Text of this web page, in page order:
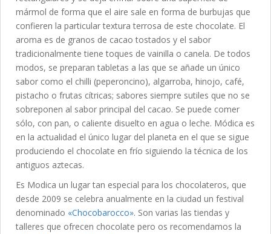
mármol de forma que el aire sale en forma de burbujas que
confieren la particular textura terrosa de este chocolate. El
aroma es de granos de cacao tostados y el sabor
tradicionalmente tiene toques de vainilla o canela. De todos
modos, se preparan tabletas a las que se añade un único
sabor como el chilli (peperoncino), algarroba, hinojo, café,
pistacho o frutas cítricas; sabores siempre sutiles que no se
sobreponen al sabor principal del cacao. Se puede comer
sólo, con pan, o caliente disuelto en agua o leche. Módica es
en la actualidad el único lugar del planeta en el que se sigue
produciendo el chocolate en frío siguiendo la técnica de los
antiguos aztecas.
Es Modica un lugar tan especial para los chocolateros, que
desde 2009 se celebra anualmente en la ciudad un festival
denominado «Chocobarocco». Son varias las tiendas y
talleres que ofrecen chocolate pero os recomendamos la